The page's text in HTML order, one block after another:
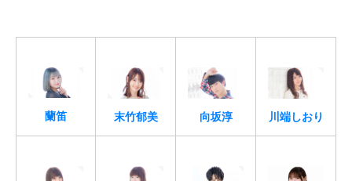
蘭笛 末竹郁美 向坂淳 川端しおり